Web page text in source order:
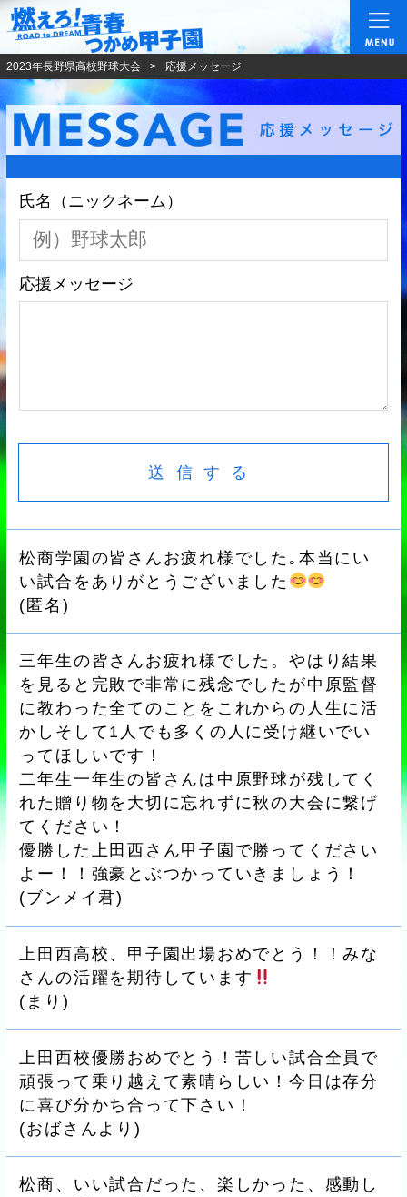
燃えろ!青春 つかめ
2023年長野県高校野球大会 応援メッセージ
氏名（ニックネーム）
応援メッセージ
松商学園の皆さんお疲れ様でした｡本当にい
い試合をありがとうございました
( 匿名 )
三年生の皆さんお疲れ様でした。やはり結果
を見ると完敗で非常に残念でしたが中原監督
に教わった全てのことをこれからの人生に活
かしそして1人でも多くの人に受け継いでい
ってほしいです！
二年生一年生の皆さんは中原野球が残してく
れた贈り物を大切に忘れずに秋の大会に繋げ
てください！
優勝した上田西さん甲子園で勝ってください
よー！！強豪とぶつかっていきましょう！
(ブンメイ君)
上田西高校、甲子園出場おめでとう！！みな
さんの活躍を期待しています
( まり )
上田西校優勝おめでとう！苦しい試合全員で
頑張って乗り越えて素晴らしい！今日は存分
に喜び分かち合って下さい！
(おばさんより )
松商、いい試合だった、楽しかった、感動し